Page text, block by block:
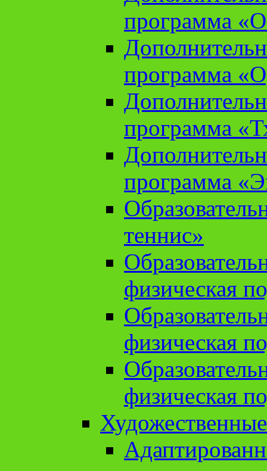
программа
программа
программа
программа
теннис»
физическая
физическая
физическая
Художественные